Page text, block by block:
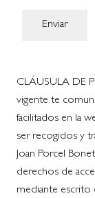
CLÁUSULA DE
vigente te
facilitados en la
ser recogidos y
Joan Porcel
derechos de
mediante escrito